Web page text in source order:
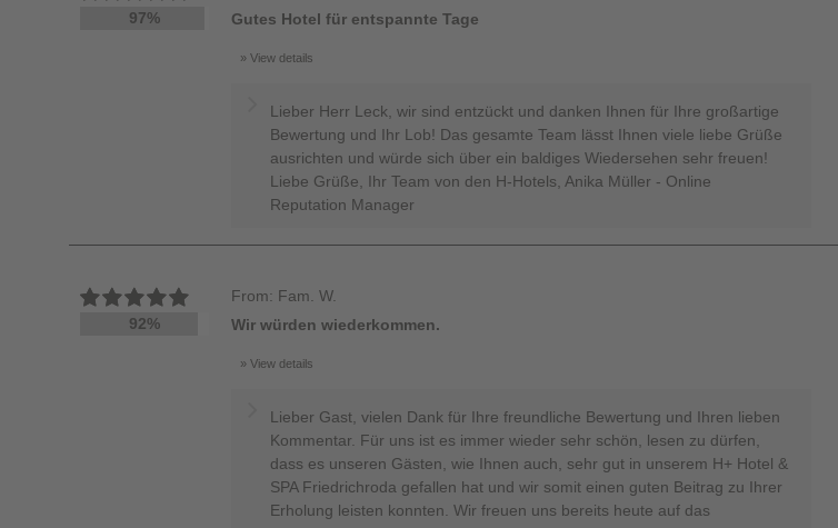
97%
Gutes Hotel für entspannte Tage
View details
Lieber Herr Leck, wir sind entzückt und danken Ihnen für Ihre großartige
Bewertung und Ihr Lob! Das gesamte Team lässt Ihnen viele liebe Grüße
ausrichten und würde sich über ein baldiges Wiedersehen sehr freuen!
Liebe Grüße, Ihr Team von den H-Hotels, Anika Müller - Online
Reputation Manager
92%
From: Fam. W.
Wir würden wiederkommen.
View details
Lieber Gast, vielen Dank für Ihre freundliche Bewertung und Ihren lieben
Kommentar. Für uns ist es immer wieder sehr schön, lesen zu dürfen,
dass es unseren Gästen, wie Ihnen auch, sehr gut in unserem H+ Hotel &
SPA Friedrichroda gefallen hat und wir somit einen guten Beitrag zu Ihrer
Erholung leisten konnten. Wir freuen uns bereits heute auf das